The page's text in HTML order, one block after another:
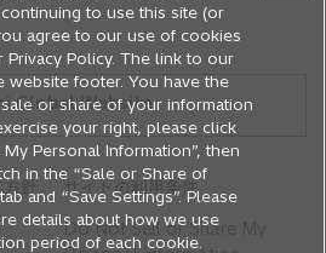
Global Website
針
サイトの利用条件
Do Not Sell or Share My
to use this site (or
agree to our use of cookies
Privacy Policy. The link to our
website footer. You have the
or share of your information
your right, please click
Personal Information”, then
in the “Sale or Share of
and “Save Settings”. Please
details about how we use
period of each cookie.